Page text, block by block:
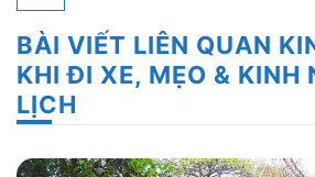
BÀI VIẾT LIÊN QUAN
KHI ĐI XE, MẸO & KINH
LỊCH